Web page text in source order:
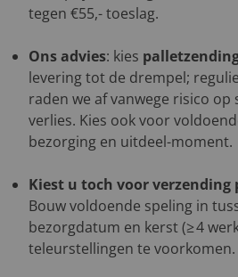
tegen €55,- toeslag.
Ons advies: kies
levering tot de drempel;
raden we af vanwege risico
verlies. Kies ook voor
bezorging en uitdeel-moment.
Kiest u toch voor verzending
Bouw voldoende speling in
bezorgdatum en kerst (≥ 4
teleurstellingen te voorkomen.